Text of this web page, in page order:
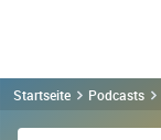
Startseite Podcasts